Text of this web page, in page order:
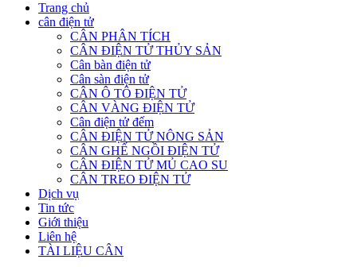
Trang chủ
cân điện tử
CÂN PHÂN TÍCH
CÂN ĐIỆN TỬ THỦY SẢN
Cân bàn điện tử
Cân sàn điện tử
CÂN Ô TÔ ĐIỆN TỬ
CÂN VÀNG ĐIỆN TỬ
Cân điện tử đếm
CÂN ĐIỆN TỬ NÔNG SẢN
CÂN GHẾ NGỒI ĐIỆN TỬ
CÂN ĐIỆN TỬ MỦ CAO SU
CÂN TREO ĐIỆN TỬ
Dịch vụ
Tin tức
Giới thiệu
Liên hệ
TÀI LIỆU CÂN